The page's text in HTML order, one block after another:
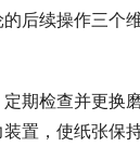
后续操作三个
期检查并更换
置，使纸张保